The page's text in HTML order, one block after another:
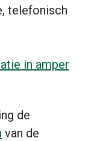
telefonisch
in amper
de
van de